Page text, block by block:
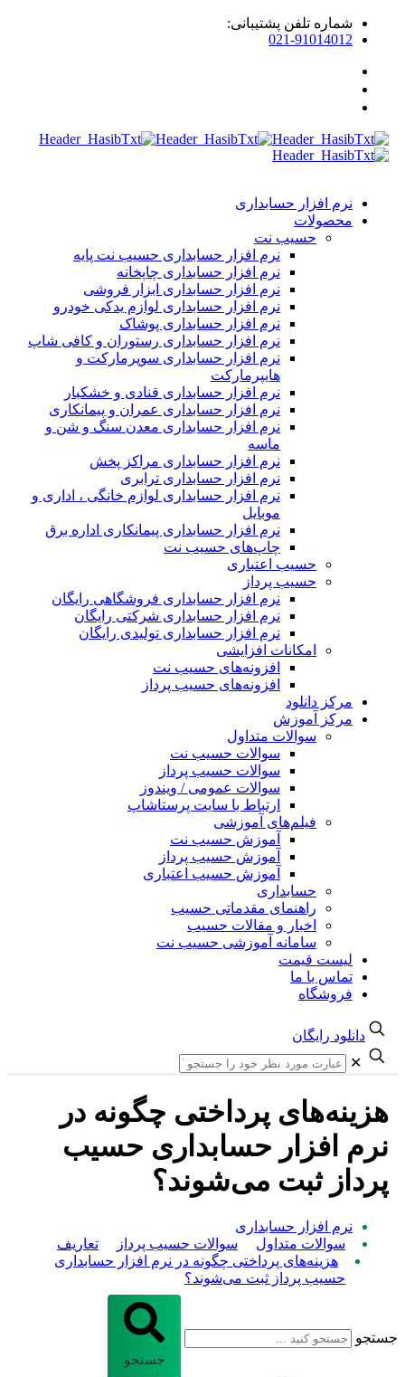
شماره تلفن پشتیبانی:
021-91014012
نرم افزار حسابداری
محصولات
حسیب نت
نرم افزار حسابداری حسیب نت پایه
نرم افزار حسابداری چاپخانه
نرم افزار حسابداری ابزار فروشی
نرم افزار حسابداری لوازم یدکی خودرو
نرم افزار حسابداری پوشاک
نرم افزار حسابداری رستوران و کافی شاپ
نرم افزار حسابداری سوپرمارکت و
هایپرمارکت
نرم افزار حسابداری قنادی و خشکبار
نرم افزار حسابداری عمران و پیمانکاری
نرم افزار حسابداری معدن سنگ و شن و
ماسه
نرم افزار حسابداری مراکز پخش
نرم افزار حسابداری ترابری
نرم افزار حسابداری لوازم خانگی ، اداری و
موبایل
نرم افزار حسابداری پیمانکاری اداره برق
چاپ‌های حسیب نت
حسیب اعتباری
حسیب پرداز
نرم افزار حسابداری فروشگاهی رایگان
نرم افزار حسابداری شرکتی رایگان
نرم افزار حسابداری تولیدی رایگان
امکانات افزایشی
افزونه‌های حسیب نت
افزونه‌های حسیب پرداز
مرکز دانلود
مرکز آموزش
سوالات متداول
سوالات حسیب نت
سوالات حسیب پرداز
سوالات عمومی / ویندوز
ارتباط با سایت پرستاشاپ
فیلم‌های آموزشی
آموزش حسیب نت
آموزش حسیب پرداز
آموزش حسیب اعتباری
حسابداری
راهنمای مقدماتی حسیب
اخبار و مقالات حسیب
سامانه آموزشی حسیب نت
لیست قیمت
تماس با ما
فروشگاه
دانلود رایگان
✕
هزینه‌های پرداختی چگونه در
نرم افزار حسابداری حسیب
پرداز ثبت می‌شوند؟
نرم افزار حسابداری
سوالات متداول
سوالات حسیب پرداز
تعاریف
هزینه‌های پرداختی چگونه در نرم افزار حسابداری
حسیب پرداز ثبت می‌شوند؟
جستجو
جستجو